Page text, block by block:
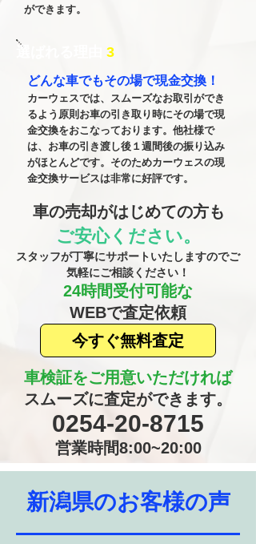
ができます。
3
​どんな車でもその場で現金交換！
カーウェスでは、スムーズなお取引ができ
るよう原則お車の引き取り時にその場で現
金交換をおこなっております。他社様で
は、お車の引き渡し後１週間後の振り込み
がほとんどです。そのためカーウェスの現
金交換サービスは非常に好評です。
車の売却がはじめての方も
ご安心ください。
​スタッフが丁寧にサポートいたしますのでご
気軽にご相談ください！
24時間受付可能な
​WEBで査定依頼
今すぐ無料査定
車検証をご用意いただければ
​スムーズに査定ができます。
​0254-20-8715
営業時間8:00~20:00
​新潟県のお客様の声